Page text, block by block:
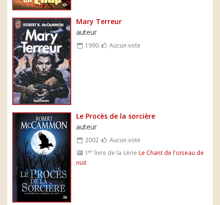
Mary Terreur
auteur
1990 Aucun vote
Le Procès de la sorcière
auteur
2002
Aucun vote
1er livre de la série Le Chant de l'oiseau de
nuit